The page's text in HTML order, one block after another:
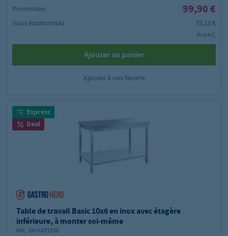
Promotion:
99,90 €
Vous économisez: 78,10 €
Prix HT,
Ajouter au panier
Ajouter à vos favoris
Express
Deal
Table de travail Basic 10x6 en inox avec étagère
inférieure, à monter soi-même
Réf.: GH-YATS106